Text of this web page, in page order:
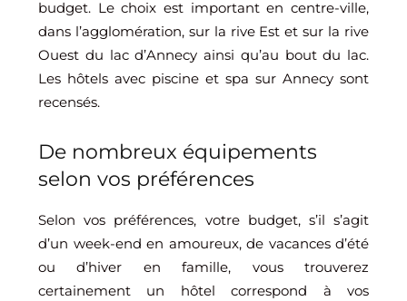
budget. Le choix est important en centre-ville,
dans l’agglomération, sur la rive Est et sur la rive
Ouest du lac d’Annecy ainsi qu’au bout du lac.
Les hôtels avec piscine et spa sur Annecy sont
recensés.
De nombreux équipements
selon vos préférences
Selon vos préférences, votre budget, s’il s’agit
d’un week-end en amoureux, de vacances d’été
ou d’hiver en famille, vous trouverez
certainement un hôtel correspond à vos